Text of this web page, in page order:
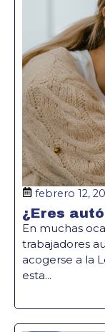
febrero 12,
¿Eres
En muchas
trabajadores
acogerse a la
esta...